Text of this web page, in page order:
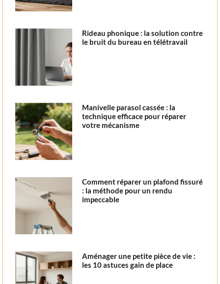
Rideau phonique : la solution contre
le bruit du bureau en télétravail
Manivelle parasol cassée : la
technique efficace pour réparer
votre mécanisme
Comment réparer un plafond fissuré
: la méthode pour un rendu
impeccable
Aménager une petite pièce de vie :
les 10 astuces gain de place